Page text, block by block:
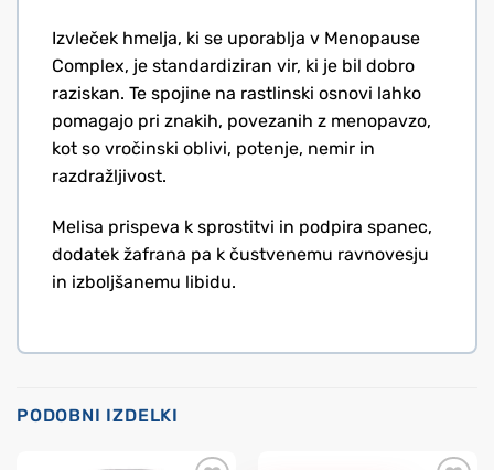
Izvleček hmelja, ki se uporablja v Menopause
Complex, je standardiziran vir, ki je bil dobro
raziskan. Te spojine na rastlinski osnovi lahko
pomagajo pri znakih, povezanih z menopavzo,
kot so vročinski oblivi, potenje, nemir in
razdražljivost.
Melisa prispeva k sprostitvi in ​​podpira spanec,
dodatek žafrana pa k čustvenemu ravnovesju
in izboljšanemu libidu.
PODOBNI IZDELKI